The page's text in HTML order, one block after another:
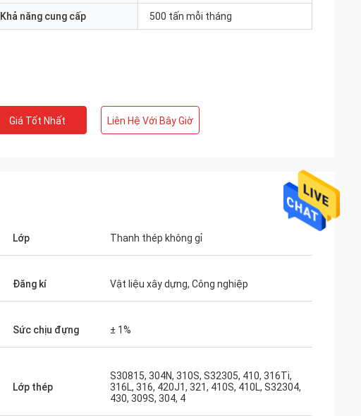
Khả năng cung cấp 500 tấn mỗi tháng
Giá Tốt Nhất Liên Hệ Với Bây Giờ
Lớp Thanh thép không gỉ
Đăng kí Vật liệu xây dựng, Công nghiệp
Sức chịu đựng ± 1%
Lớp thép
S30815, 304N, 310S, S32305, 410, 316Ti,
316L, 316, 420J1, 321, 410S, 410L, S32304,
430, 309S, 304, 4